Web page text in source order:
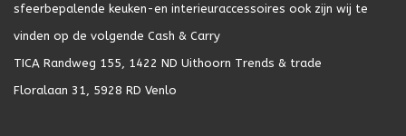
sfeerbepalende keuken-en interieuraccessoires ook zijn wij te
vinden op de volgende Cash & Carry
TICA Randweg 155, 1422 ND Uithoorn Trends & trade
Floralaan 31, 5928 RD Venlo